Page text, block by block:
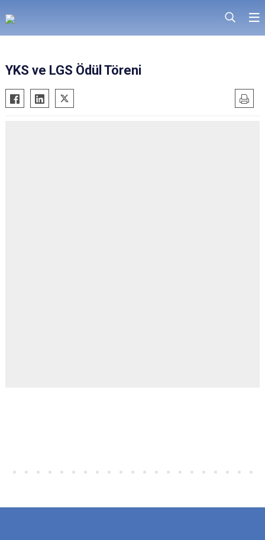
YKS ve LGS Ödül Töreni